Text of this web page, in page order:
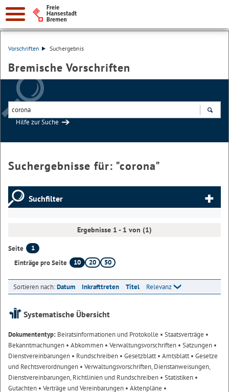
Vorschriften Suchergebnis
Bremische Vorschriften
Hilfe zur Suche
Suchergebnisse für: "corona"
Suchfilter
Ergebnisse 1 - 1 von (1)
Seite
1
Einträge pro Seite
10 20 50
Sortieren nach:Datum Inkrafttreten Titel Relevanz
Systematische Übersicht
Dokumententyp: Beiratsinformationen und Protokolle • Staatsverträge •
Bekanntmachungen • Abkommen • Verwaltungsvorschriften • Satzungen •
Dienstvereinbarungen • Rundschreiben • Gesetzblatt• Amtsblatt• Gesetze
und Rechtsverordnungen • Verwaltungsvorschriften, Dienstanweisungen,
Dienstvereinbarungen, Richtlinien und Rundschreiben • Statistiken •
Gutachten • Verträge und Vereinbarungen • Aktenpläne •